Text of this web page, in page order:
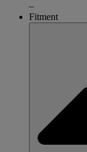
–
Fitment